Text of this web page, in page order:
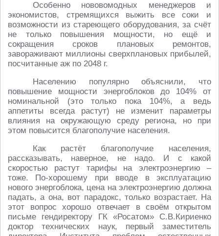
Особенно нововомодных менеджеров и
экономистов, стремящихся выжить все соки и
возможности из стареющего оборудования, за счёт
не только повышения мощности, но ещё и
сокращения сроков плановых ремонтов,
завораживают миллионы сверхплановых прибылей,
посчитанные аж по 2048 г.
Населению популярно объяснили, что
повышение мощности энергоблоков до 104% от
номинальной (это только пока 104%, а ведь
аппетиты всегда растут) не изменит параметры
влияния на окружающую среду региона, но при
этом повысится благополучие населения.
Как растёт благополучие населения,
рассказывать, наверное, не надо. И с какой
скоростью растут тарифы на электроэнергию –
тоже. По-хорошему при вводе в эксплуатацию
нового энергоблока, цена на электроэнергию должна
падать, а она, вот парадокс, только возрастает. На
этот вопрос хорошо отвечает в своём открытом
письме гендиректору ГК «Росатом» С.В.Кириенко
доктор технических наук, первый заместитель